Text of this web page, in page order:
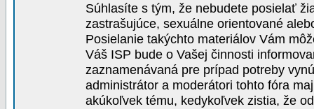
Súhlasíte s tým, že nebudete posielať
zastrašujúce, sexuálne orientované
Posielanie takýchto materiálov Vám
Váš ISP bude o Vašej činnosti
zaznamenávaná pre prípad potreby
administrátor a moderátori tohto fóra
akúkoľvek tému, kedykoľvek zistia, že